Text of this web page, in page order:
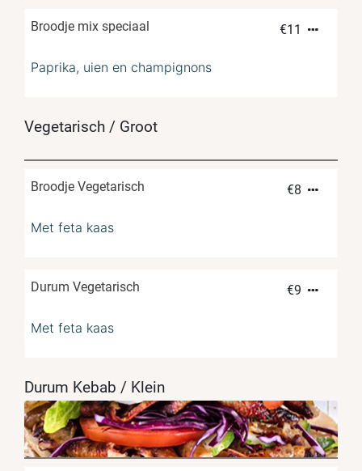
Broodje mix speciaal €11
Paprika, uien en champignons
Vegetarisch / Groot
Broodje Vegetarisch €8
Met feta kaas
Durum Vegetarisch €9
Met feta kaas
Durum Kebab / Klein